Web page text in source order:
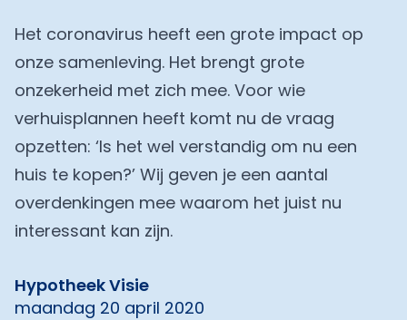
Het coronavirus heeft een grote impact op
onze samenleving. Het brengt grote
onzekerheid met zich mee. Voor wie
verhuisplannen heeft komt nu de vraag
opzetten: ‘Is het wel verstandig om nu een
huis te kopen?’ Wij geven je een aantal
overdenkingen mee waarom het juist nu
interessant kan zijn.
Hypotheek Visie
maandag 20 april 2020